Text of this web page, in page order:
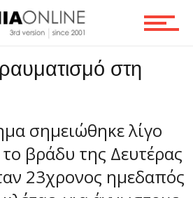
στη
σημειώθηκε λίγο
βράδυ της Δευτέρας
23χρονος ημεδαπός